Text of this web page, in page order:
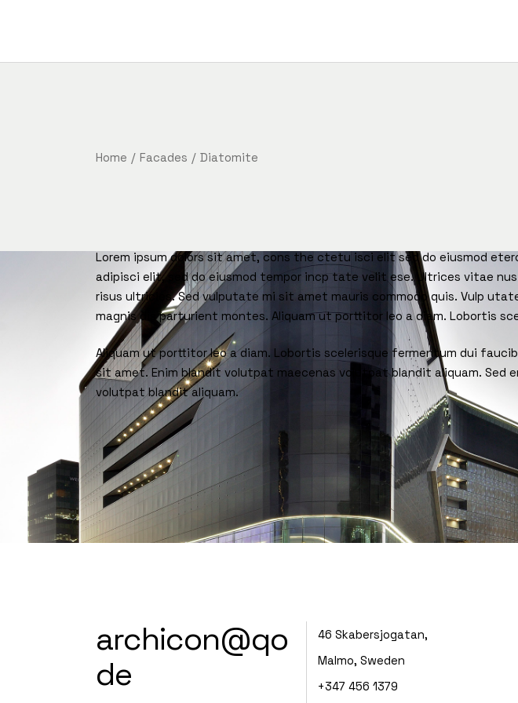
Home Facades Diatomite
Lorem ipsum dolors sit amet, cons the ctetu isci elit sed do eiusmod
adipisci elit, sed do eiusmod tempor incp tate velit ese. Ultrices vitae
risus ultricies. Sed vulputate mi sit amet mauris commodo quis. Vulp
magnis dis parturient montes. Aliquam ut porttitor leo a diam. Lobortis
Aliquam ut porttitor leo a diam. Lobortis scelerisque fermentum dui
sit amet. Enim blandit volutpat maecenas volutpat blandit aliquam.
volutpat blandit aliquam.
archicon@qo
de
46 Skabersjogatan,
Malmo, Sweden
+347 456 1379